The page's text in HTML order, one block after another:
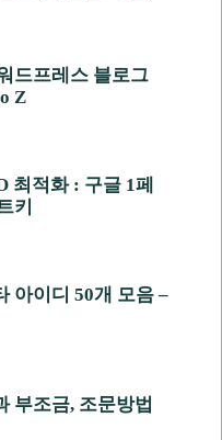
드프레스 블로그
Z
최적화 : 구글 1페
키
아이디 50개 모음 –
부조금, 조문방법